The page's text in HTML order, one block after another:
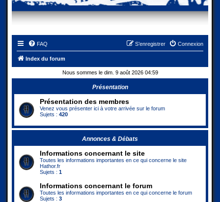
FAQ Connexion
S’enregistrer
Index du forum
Nous sommes le dim. 9 août 2026 04:59
Présentation
Présentation des membres
Venez vous présenter ici à votre arrivée sur le forum
Sujets : 420
Annonces & Débats
Informations concernant le site
Toutes les informations importantes en ce qui concerne le site
Hathor.fr
Sujets : 1
Informations concernant le forum
Toutes les informations importantes en ce qui concerne le forum
Sujets : 3